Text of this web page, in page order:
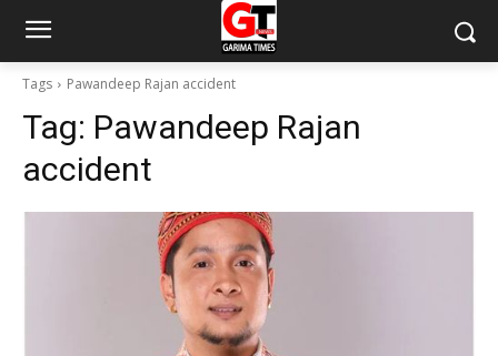
Tags Pawandeep Rajan accident
Tag: Pawandeep Rajan
accident